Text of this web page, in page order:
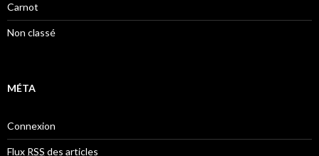
Carnot
Non classé
MÉTA
Connexion
Flux RSS des articles